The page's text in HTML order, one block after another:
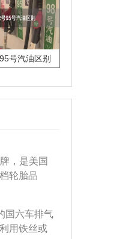
号汽油区别
，是美国
轮胎品
生产，这
国六车排气
用铁丝或